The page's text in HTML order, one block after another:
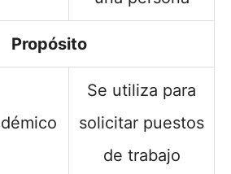
Propósito
Se utiliza para
solicitar puestos
de trabajo